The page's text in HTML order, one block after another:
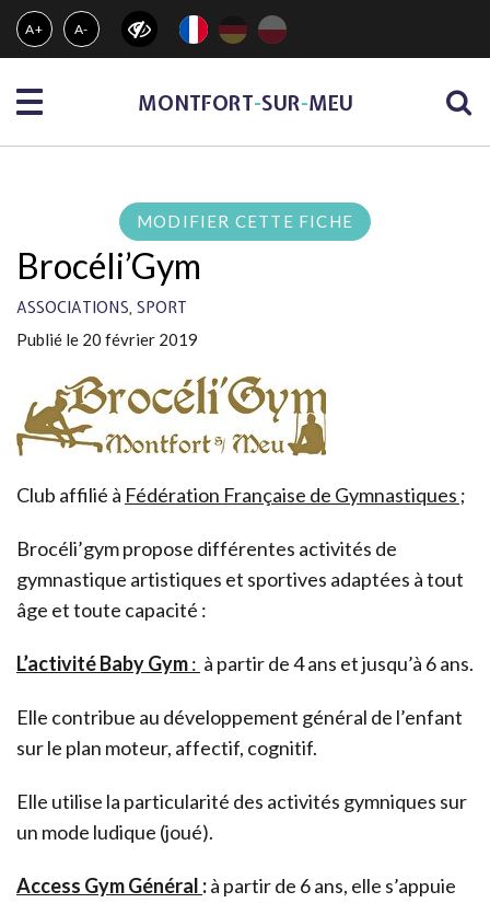
Gestion des traceurs
A+ A-
Menu MONTFORT-SUR-MEU
MODIFIER CETTE FICHE
Brocéli’Gym
ASSOCIATIONS, SPORT
Publié le 20 février 2019
Club affilié à Fédération Française de Gymnastiques ;
Brocéli’gym propose différentes activités de
gymnastique artistiques et sportives adaptées à tout
âge et toute capacité :
L’activité Baby Gym: à partir de 4 ans et jusqu’à 6 ans.
Elle contribue au développement général de l’enfant
sur le plan moteur, affectif, cognitif.
Elle utilise la particularité des activités gymniques sur
un mode ludique (joué).
Access Gym Général :à partir de 6 ans, elle s’appuie